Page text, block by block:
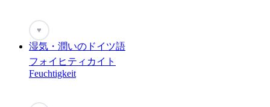
♥
湿気・潤いのドイツ語
フォイヒティカイト
Feuchtigkeit